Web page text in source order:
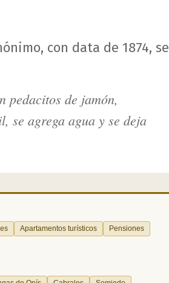
con data de 1874, se
pedacitos de jamón,
se agrega agua y se deja